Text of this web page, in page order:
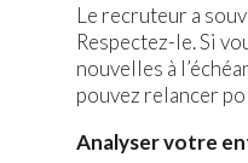
Le recruteur a
Respectez-le. Si
nouvelles à
pouvez relancer
Analyser votre